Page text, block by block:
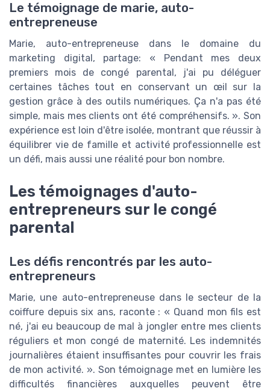
Le témoignage de marie, auto-
entrepreneuse
Marie, auto-entrepreneuse dans le domaine du
marketing digital, partage: « Pendant mes deux
premiers mois de congé parental, j'ai pu déléguer
certaines tâches tout en conservant un œil sur la
gestion grâce à des outils numériques. Ça n'a pas été
simple, mais mes clients ont été compréhensifs. ». Son
expérience est loin d'être isolée, montrant que réussir à
équilibrer vie de famille et activité professionnelle est
un défi, mais aussi une réalité pour bon nombre.
Les témoignages d'auto-
entrepreneurs sur le congé
parental
Les défis rencontrés par les auto-
entrepreneurs
Marie, une auto-entrepreneuse dans le secteur de la
coiffure depuis six ans, raconte : « Quand mon fils est
né, j'ai eu beaucoup de mal à jongler entre mes clients
réguliers et mon congé de maternité. Les indemnités
journalières étaient insuffisantes pour couvrir les frais
de mon activité. ». Son témoignage met en lumière les
difficultés financières auxquelles peuvent être